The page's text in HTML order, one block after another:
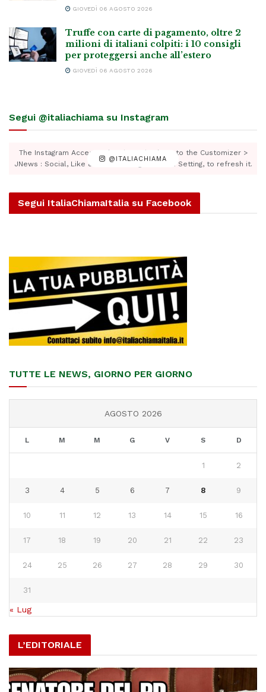
GIOVEDÌ 06 AGOSTO 2026
Truffe con carte di pagamento, oltre 2
milioni di italiani colpiti: i 10 consigli
per proteggersi anche all’estero
GIOVEDÌ 06 AGOSTO 2026
Segui @italiachiama su Instagram
@ITALIACHIAMA
The Instagram Access Token is expired, Go to the Customizer >
JNews : Social, Like & View > Instagram Feed Setting, to refresh it.
Segui ItaliaChiamaItalia su Facebook
TUTTE LE NEWS, GIORNO PER GIORNO
AGOSTO 2026
L M M G V S D
1 2
3 4 5 6 7 8 9
10 11 12 13 14 15 16
17 18 19 20 21 22 23
24 25 26 27 28 29 30
31
« Lug
L’EDITORIALE